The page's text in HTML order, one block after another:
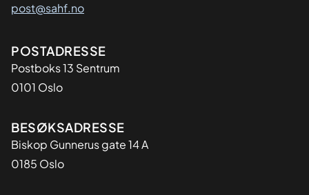
post@sahf.no
Adresse
POSTADRESSE
Postboks 13 Sentrum
0101 Oslo
BESØKSADRESSE
Biskop Gunnerus gate 14 A
0185 Oslo